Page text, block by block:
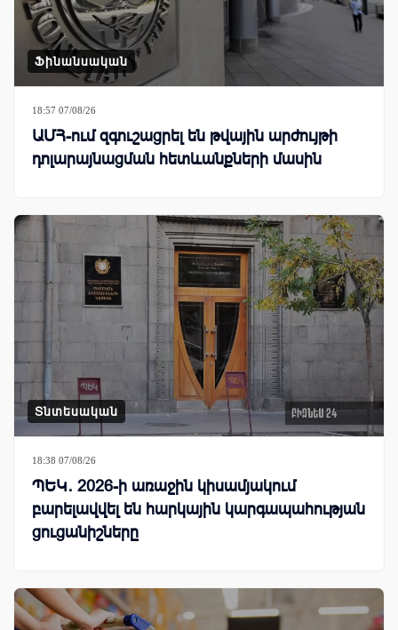
Ֆինանսական
18:57 07/08/26
ԱՄՀ-ում զգուշացրել են թվային արժույթի
դոլարայնացման հետևանքների մասին
Տնտեսական
18:38 07/08/26
ՊԵԿ․ 2026-ի առաջին կիսամյակում
բարելավվել են հարկային կարգապահության
ցուցանիշները